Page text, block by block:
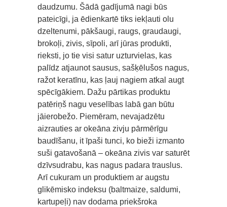
daudzumu. Šādā gadījumā nagi būs
pateicīgi, ja ēdienkartē tiks iekļauti olu
dzeltenumi, pākšaugi, raugs, graudaugi,
brokoļi, zivis, sīpoli, arī jūras produkti,
rieksti, jo tie visi satur uzturvielas, kas
palīdz atjaunot sausus, sašķēlušos nagus,
ražot keratīnu, kas ļauj nagiem atkal augt
spēcīgākiem. Dažu pārtikas produktu
patēriņš nagu veselības labā gan būtu
jāierobežo. Piemēram, nevajadzētu
aizrauties ar okeāna zivju pārmērīgu
baudīšanu, it īpaši tunci, ko bieži izmanto
suši gatavošanā – okeāna zivis var saturēt
dzīvsudrabu, kas nagus padara trauslus.
Arī cukuram un produktiem ar augstu
glikēmisko indeksu (baltmaize, saldumi,
kartupeļi) nav dodama priekšroka